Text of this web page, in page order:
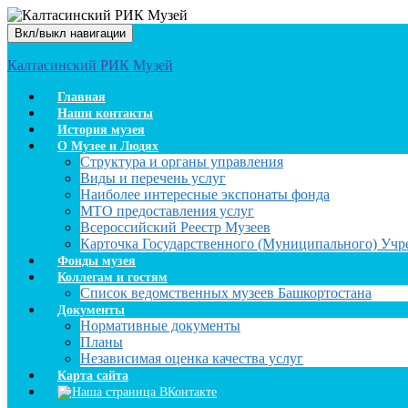
Вкл/выкл навигации
Калтасинский РИК Музей
Главная
Наши контакты
История музея
О Музее и Людях
Структура и органы управления
Виды и перечень услуг
Наиболее интересные экспонаты фонда
МТО предоставления услуг
Всероссийский Реестр Музеев
Карточка Государственного (Муниципального)
Фонды музея
Коллегам и гостям
Список ведомственных музеев Башкортостана
Документы
Нормативные документы
Планы
Независимая оценка качества услуг
Карта сайта